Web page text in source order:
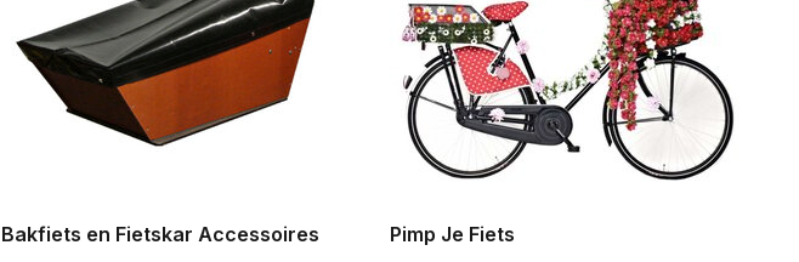
Bakfiets en Fietskar Accessoires Pimp Je Fiets